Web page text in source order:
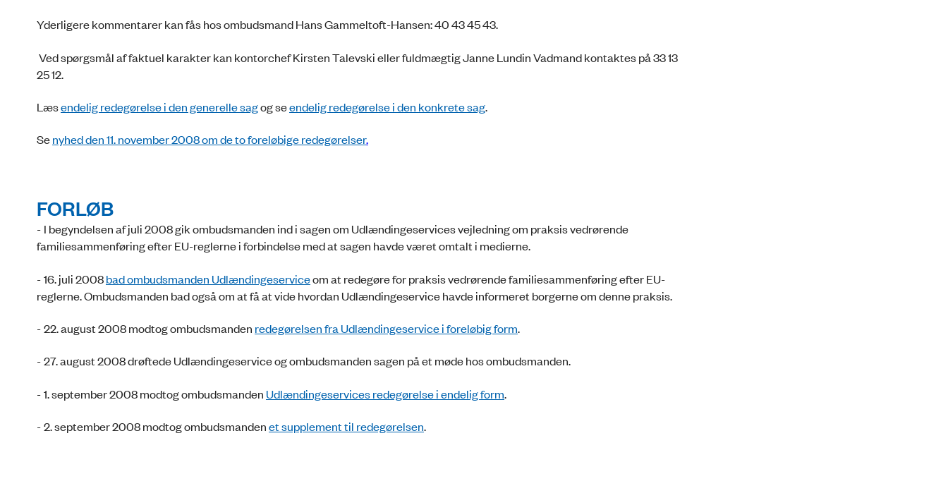
Yderligere kommentarer kan fås hos ombudsmand Hans Gammeltoft-Hansen: 40 43 45 43.
Ved spørgsmål af faktuel karakter kan kontorchef Kirsten Talevski eller fuldmægtig Janne Lundin Vadmand kontaktes på 33 13
25 12.
Læsendelig redegørelse i den generelle sagog seendelig redegørelse i den konkrete sag.
Senyhed den 11. november 2008 om de to foreløbige redegørelser.
FORLØB
- I begyndelsen af juli 2008 gik ombudsmanden ind i sagen om Udlændingeservices vejledning om praksis vedrørende
familiesammenføring efter EU-reglerne i forbindelse med at sagen havde været omtalt i medierne.
-16. juli 2008bad ombudsmanden Udlændingeserviceom at redegøre for praksis vedrørende familiesammenføring efter EU-
reglerne. Ombudsman­­den bad også om at få at vide hvordan Udlændingeservice havde informeret borgerne om denne praksis.
-22. august 2008 modtog ombudsmanden redegørelsen fra Udlændingeservice i foreløbig form.
-27. august 2008 drøftede Udlændingeservice og ombudsmanden sagen på et møde hos ombudsmanden.
-1. september 2008 modtog ombudsmanden Udlændingeservices redegørelse i endelig form.
-2. september 2008 modtog ombudsmandenet supplement til redegørelsen.